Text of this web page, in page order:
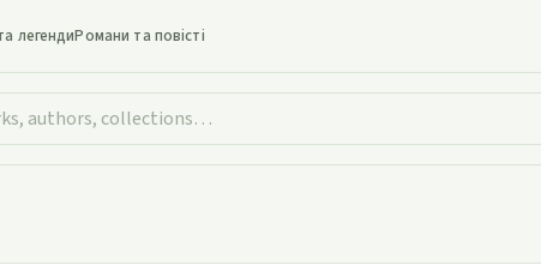
легендиРомани та повісті